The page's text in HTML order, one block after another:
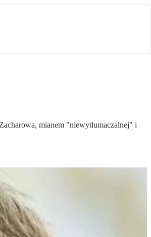
mianem "niewytłumaczalnej" i